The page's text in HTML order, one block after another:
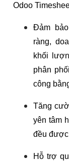
Odoo
Đảm
ràng,
khối
phân
công
Tăng
yên tâm
đều được
Hỗ trợ